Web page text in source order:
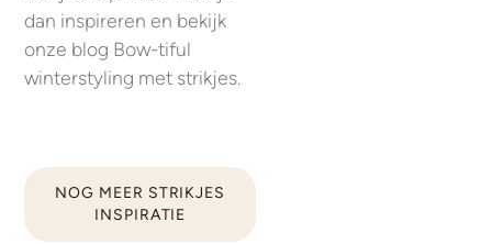
dan inspireren en bekijk
onze blog Bow-tiful
winterstyling met strikjes.
NOG MEER STRIKJES
INSPIRATIE